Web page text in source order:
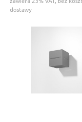
dostawy